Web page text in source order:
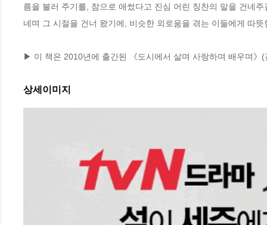
름을 불러 주기를, 참으로 애썼다고 진심 어린 칭찬의 말을 건네
네며 그 시절을 건너 왔기에, 비슷한 외로움을 겪는 이들에게 따
▶ 이 책은 2010년에 출간된 《도시에서 살며 사랑하며 배우며》
상세이미지